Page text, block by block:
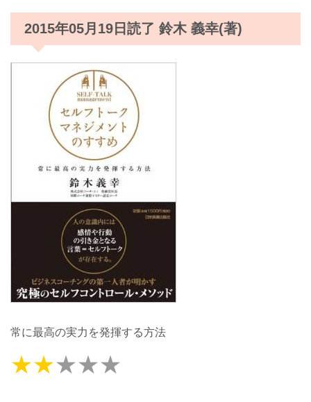
2015年05月19日読了 鈴木 義幸(著)
常に最高の実力を発揮する方法
★★★★★